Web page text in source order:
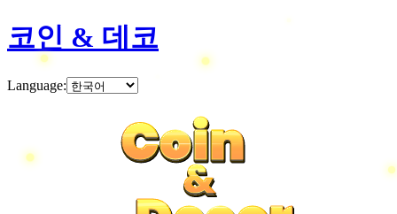
코인 & 데코
Language:
Coin
&
Coin
&
Coin
&
Coin
&